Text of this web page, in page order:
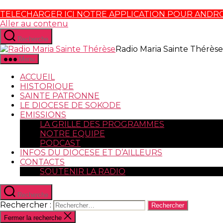
TELECHARGER ICI NOTRE APPLICATION POUR
Aller au contenu
Recherche
Radio Maria Sainte Thérèse
Menu
ACCUEIL
HISTORIQUE
SAINTE PATRONNE
LE DIOCESE DE SOKODE
EMISSIONS
LA GRILLE DES PROGRAMMES
NOTRE EQUIPE
PODCAST
INFOS DU DIOCESE ET D’AILLEURS
CONTACTS
SOUTENIR LA RADIO
Recherche
Rechercher :
Fermer la recherche